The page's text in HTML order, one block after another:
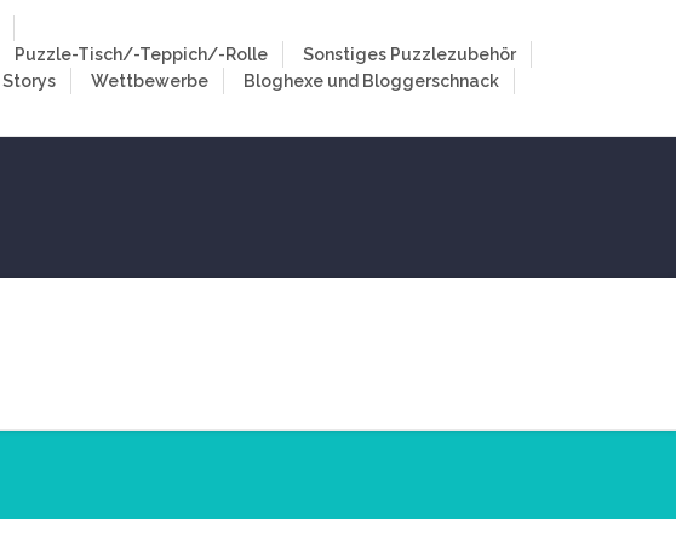
Puzzle-Tisch/-Teppich/-Rolle
Sonstiges Puzzlezubehör
Storys Wettbewerbe
Bloghexe und Bloggerschnack